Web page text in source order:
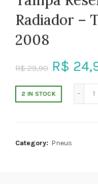
Radiador –
2008
R$29,90 R$
2 IN STOCK
Category: Pneus